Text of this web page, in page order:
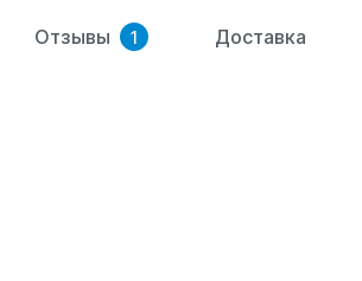
Отзывы 1 Доставка